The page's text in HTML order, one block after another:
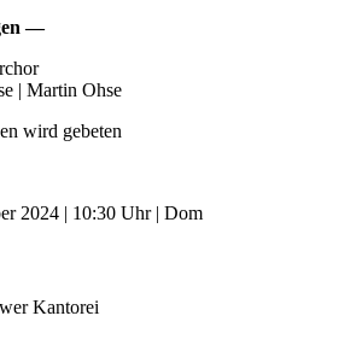
—
| Martin Ohse
wird gebeten
2024 | 10:30 Uhr | Dom
Kantorei